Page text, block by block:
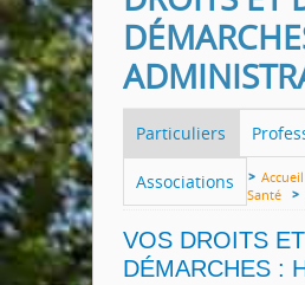
Particuliers
Associations Accueil
Santé
VOS DROITS ET
DÉMARCHES :